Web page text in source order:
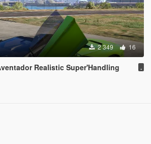
2 349 16
Realistic Super'Handling .